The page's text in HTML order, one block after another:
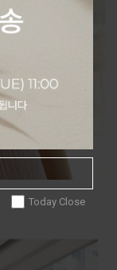
Today Close